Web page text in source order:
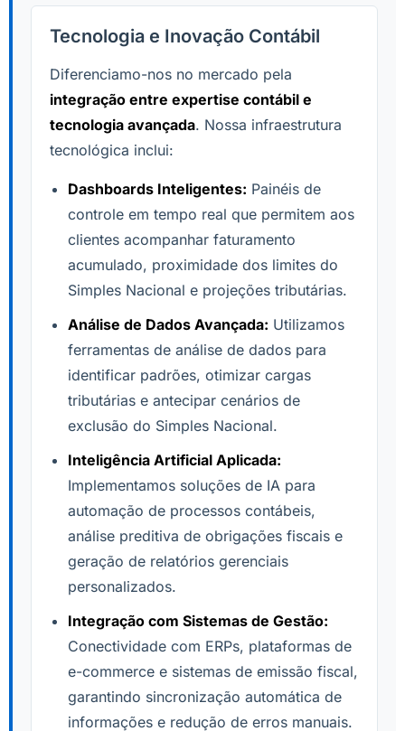
Tecnologia e Inovação Contábil
Diferenciamo-nos no mercado pela
integração entre expertise contábil e
tecnologia avançada. Nossa infraestrutura
tecnológica inclui:
Dashboards Inteligentes: Painéis de
controle em tempo real que permitem aos
clientes acompanhar faturamento
acumulado, proximidade dos limites do
Simples Nacional e projeções tributárias.
Análise de Dados Avançada: Utilizamos
ferramentas de análise de dados para
identificar padrões, otimizar cargas
tributárias e antecipar cenários de
exclusão do Simples Nacional.
Inteligência Artificial Aplicada:
Implementamos soluções de IA para
automação de processos contábeis,
análise preditiva de obrigações fiscais e
geração de relatórios gerenciais
personalizados.
Integração com Sistemas de Gestão:
Conectividade com ERPs, plataformas de
e-commerce e sistemas de emissão fiscal,
garantindo sincronização automática de
informações e redução de erros manuais.